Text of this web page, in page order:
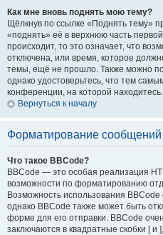
Как мне вновь поднять мою тему?
Щёлкнув по ссылке «Поднять тему»
«поднять» её в верхнюю часть
происходит, то это означает, что
отключена, или время, которое
темы, ещё не прошло. Также можно
однако удостоверьтесь, что тем
конференции, на которой находитесь.
Вернуться к началу
Форматирование
Что такое BBCode?
BBCode — это особая реализация
возможности по форматированию
Возможность использования
однако BBCode также может быть
форме для его отправки. BBCode
заключаются в квадратные скобки [ и